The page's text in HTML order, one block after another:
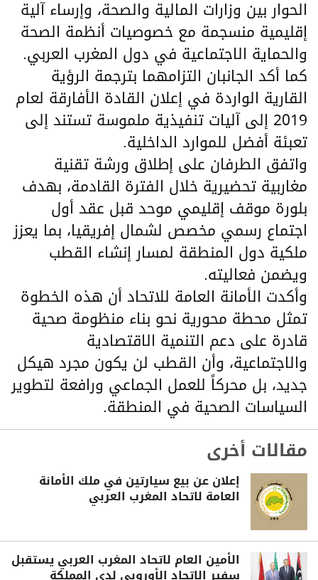
الحوار بين وزارات المالية والصحة، وإرساء آلية
إقليمية منسجمة مع خصوصيات أنظمة الصحة
والحماية الاجتماعية في دول المغرب العربي.
كما أكد الجانبان التزامهما بترجمة الرؤية
القارية الواردة في إعلان القادة الأفارقة لعام
2019 إلى آليات تنفيذية ملموسة تستند إلى
تعبئة أفضل للموارد الداخلية.
واتفق الطرفان على إطلاق ورشة تقنية
مغاربية تحضيرية خلال الفترة القادمة، بهدف
بلورة موقف إقليمي موحد قبل عقد أول
اجتماع رسمي مخصص لشمال إفريقيا، بما يعزز
ملكية دول المنطقة لمسار إنشاء القطب
ويضمن فعاليته.
وأكدت الأمانة العامة للاتحاد أن هذه الخطوة
تمثل محطة محورية نحو بناء منظومة صحية
قادرة على دعم التنمية الاقتصادية
والاجتماعية، وأن القطب لن يكون مجرد هيكل
جديد، بل محركاً للعمل الجماعي ورافعة لتطوير
السياسات الصحية في المنطقة.
مقالات أخرى
إعلان عن بيع سيارتين في ملك الأمانة
العامة لاتحاد المغرب العربي
الأمين العام لاتحاد المغرب العربي يستقبل
سفير الاتحاد الأوروبي لدى المملكة